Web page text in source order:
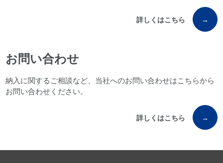
詳しくはこちら →
お問い合わせ
納入に関するご相談など、当社へのお問い合わせはこちらから
お問い合わせください。
詳しくはこちら →